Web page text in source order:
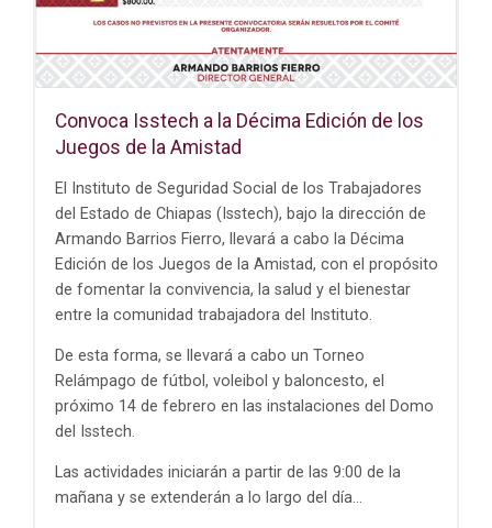
Convoca Isstech a la Décima Edición de los
Juegos de la Amistad
El Instituto de Seguridad Social de los Trabajadores
del Estado de Chiapas (Isstech), bajo la dirección de
Armando Barrios Fierro, llevará a cabo la Décima
Edición de los Juegos de la Amistad, con el propósito
de fomentar la convivencia, la salud y el bienestar
entre la comunidad trabajadora del Instituto.
De esta forma, se llevará a cabo un Torneo
Relámpago de fútbol, voleibol y baloncesto, el
próximo 14 de febrero en las instalaciones del Domo
del Isstech.
Las actividades iniciarán a partir de las 9:00 de la
mañana y se extenderán a lo largo del día...